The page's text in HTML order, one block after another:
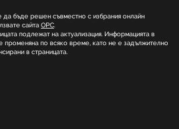
бъде решен съвместно с избрания онлайн
сайта ОРС.
подлежат на актуализация. Информацията в
променяна по всяко време, като не е задължително
в страницата.